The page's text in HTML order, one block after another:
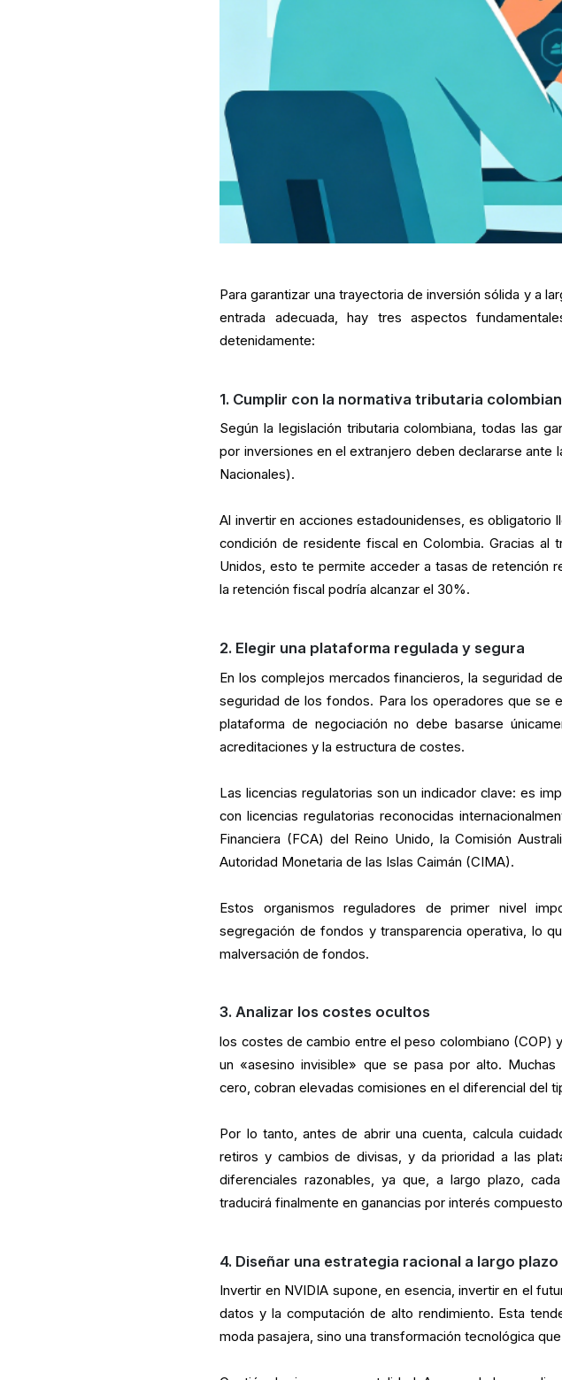
Para garantizar una trayectoria de inversión sólida y a
entrada adecuada, hay tres aspectos
detenidamente:
1. Cumplir con la normativa tributaria
Según la legislación tributaria colombiana, todas las
por inversiones en el extranjero deben declararse ante
Nacionales).
Al invertir en acciones estadounidenses, es obligatorio
condición de residente fiscal en Colombia. Gracias al
Unidos, esto te permite acceder a tasas de retención
la retención fiscal podría alcanzar el 30%.
2. Elegir una plataforma regulada y segura
En los complejos mercados financieros, la seguridad
seguridad de los fondos. Para los operadores que se
plataforma de negociación no debe basarse
acreditaciones y la estructura de costes.
Las licencias regulatorias son un indicador clave: es
con licencias regulatorias reconocidas
Financiera (FCA) del Reino Unido, la Comisión
Autoridad Monetaria de las Islas Caimán (CIMA).
Estos organismos reguladores de primer nivel
segregación de fondos y transparencia operativa, lo
malversación de fondos.
3. Analizar los costes ocultos
los costes de cambio entre el peso colombiano (COP)
un «asesino invisible» que se pasa por alto. Muchas
cero, cobran elevadas comisiones en el diferencial del
Por lo tanto, antes de abrir una cuenta, calcula
retiros y cambios de divisas, y da prioridad a las
diferenciales razonables, ya que, a largo plazo,
traducirá finalmente en ganancias por interés
4. Diseñar una estrategia racional a largo plazo
Invertir en NVIDIA supone, en esencia, invertir en el
datos y la computación de alto rendimiento. Esta
moda pasajera, sino una transformación tecnológica